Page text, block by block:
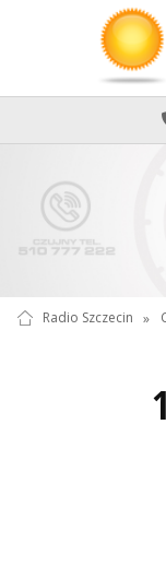
Radio Szczecin »